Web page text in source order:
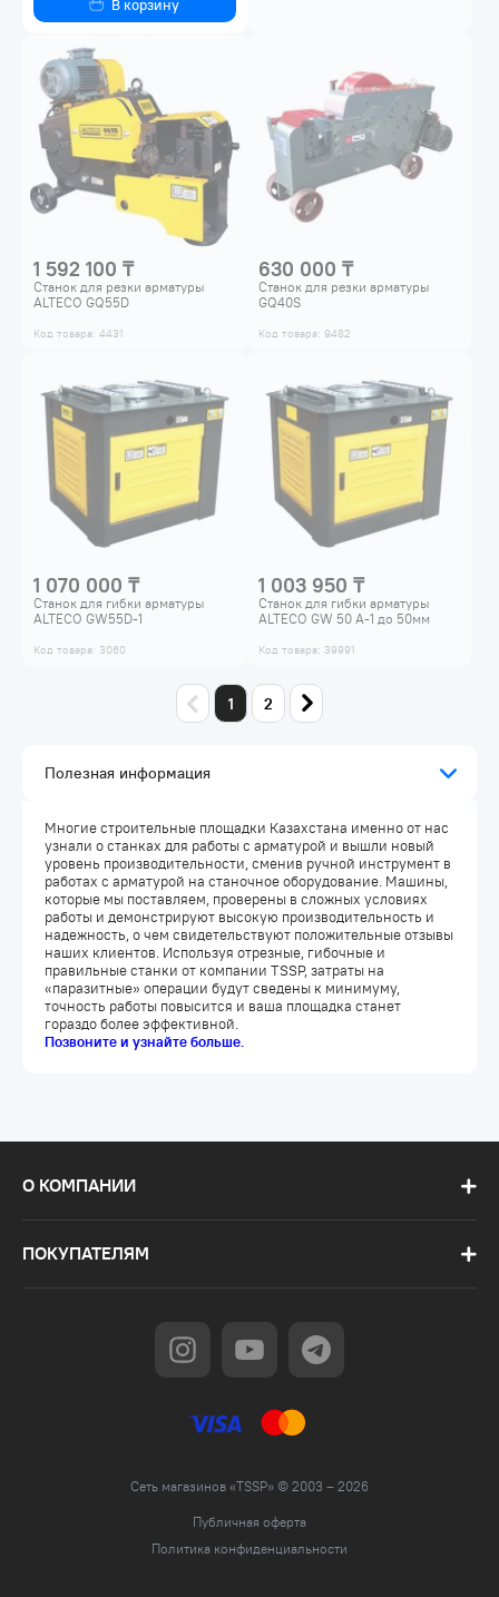
В корзину
1 592 100 ₸
Станок для резки арматуры
ALTECO GQ55D
Код товара: 4431
630 000 ₸
Станок для резки арматуры
GQ40S
Код товара: 9482
1 070 000 ₸
Станок для гибки арматуры
ALTECO GW55D-1
Код товара: 3060
1 003 950 ₸
Станок для гибки арматуры
ALTECO GW 50 A-1 до 50мм
Код товара: 39991
1 2
Полезная информация
Многие строительные площадки Казахстана именно от нас
узнали о станках для работы с арматурой и вышли новый
уровень производительности, сменив ручной инструмент в
работах с арматурой на станочное оборудование. Машины,
которые мы поставляем, проверены в сложных условиях
работы и демонстрируют высокую производительность и
надежность, о чем свидетельствуют положительные отзывы
наших клиентов. Используя отрезные, гибочные и
правильные станки от компании TSSP, затраты на
«паразитные» операции будут сведены к минимуму,
точность работы повысится и ваша площадка станет
гораздо более эффективной.
Позвоните и узнайте больше.
О КОМПАНИИ
ПОКУПАТЕЛЯМ
Сеть магазинов «TSSP» © 2003 – 2026
Публичная оферта
Политика конфиденциальности